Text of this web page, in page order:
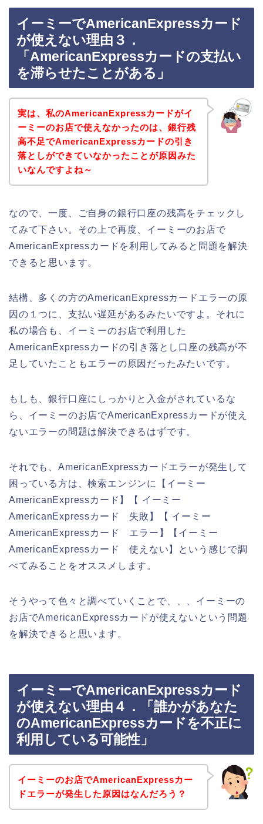
イーミーでAmericanExpressカード
が使えない理由３．
「AmericanExpressカードの支払い
を滞らせたことがある」
実は、私のAmericanExpressカードがイ
ーミーのお店で使えなかったのは、銀行残
高不足でAmericanExpressカードの引き
落としができていなかったことが原因みた
いなんですよね～
なので、一度、ご自身の銀行口座の残高をチェックし
てみて下さい。その上で再度、イーミーのお店で
AmericanExpressカードを利用してみると問題を解決
できると思います。
結構、多くの方のAmericanExpressカードエラーの原
因の１つに、支払い遅延があるみたいですよ。それに
私の場合も、イーミーのお店で利用した
AmericanExpressカードの引き落とし口座の残高が不
足していたこともエラーの原因だったみたいです。
もしも、銀行口座にしっかりと入金がされているな
ら、イーミーのお店でAmericanExpressカードが使え
ないエラーの問題は解決できるはずです。
それでも、AmericanExpressカードエラーが発生して
困っている方は、検索エンジンに【イーミー
AmericanExpressカード】【 イーミー
AmericanExpressカード 失敗】【 イーミー
AmericanExpressカード エラー】【イーミー
AmericanExpressカード 使えない】という感じで調
べてみることをオススメします。
そうやって色々と調べていくことで、、、イーミーの
お店でAmericanExpressカードが使えないという問題
を解決できると思います。
イーミーでAmericanExpressカード
が使えない理由４．「誰かがあなた
のAmericanExpressカードを不正に
利用している可能性」
イーミーのお店でAmericanExpressカー
ドエラーが発生した原因はなんだろう？